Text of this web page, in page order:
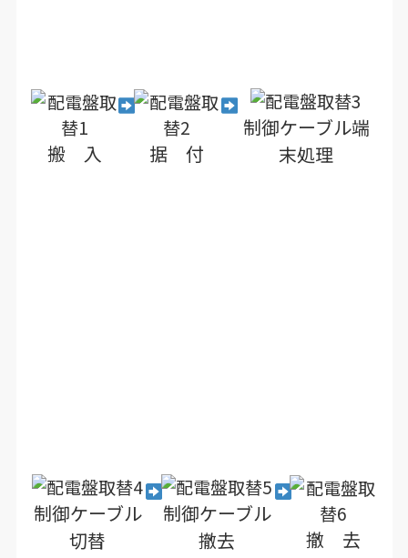
搬 入 据 付
制御ケーブル端
末処理
制御ケーブル
切替
制御ケーブル
撤去
撤 去